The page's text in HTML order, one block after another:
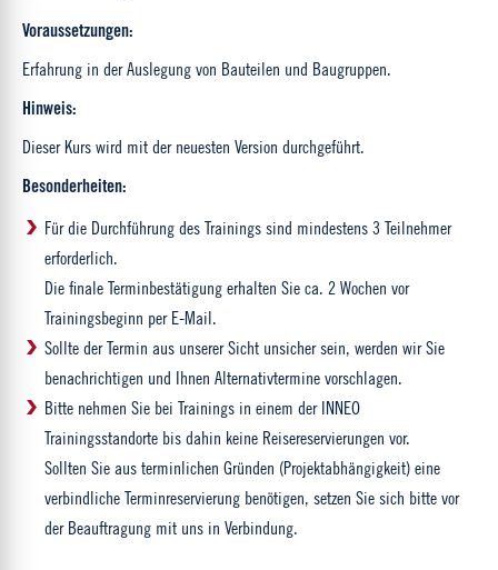
Voraussetzungen:
Erfahrung in der Auslegung von Bauteilen und Baugruppen.
Hinweis:
Dieser Kurs wird mit der neuesten Version durchgeführt.
Besonderheiten:
Für die Durchführung des Trainings sind mindestens 3 Teilnehmer
erforderlich.
Die finale Terminbestätigung erhalten Sie ca. 2 Wochen vor
Trainingsbeginn per E-Mail.
Sollte der Termin aus unserer Sicht unsicher sein, werden wir Sie
benachrichtigen und Ihnen Alternativtermine vorschlagen.
Bitte nehmen Sie bei Trainings in einem der INNEO
Trainingsstandorte bis dahin keine Reisereservierungen vor.
Sollten Sie aus terminlichen Gründen (Projektabhängigkeit) eine
verbindliche Terminreservierung benötigen, setzen Sie sich bitte vor
der Beauftragung mit uns in Verbindung.